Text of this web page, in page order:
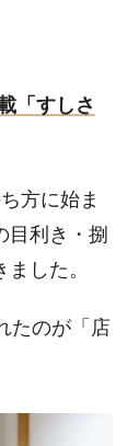
「すしさ
方に始ま
目利き・捌
した。
たのが「店